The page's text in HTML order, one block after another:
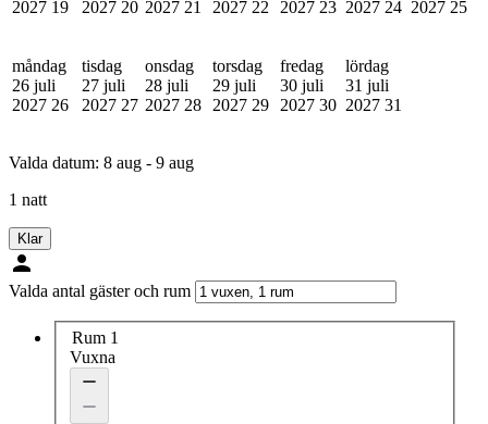
2027 19
2027 20 2027 21
2027 22
2027 23 2027 24 2027 25
måndag
26 juli
2027 26
tisdag
27 juli
2027 27
onsdag
28 juli
2027 28
torsdag
29 juli
2027 29
fredag
30 juli
2027 30
lördag
31 juli
2027 31
Valda datum: 8 aug - 9 aug
1 natt
Klar
Valda antal gäster och rum
Rum 1
Vuxna